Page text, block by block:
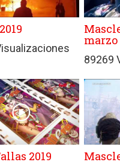
marzo
89269
2019